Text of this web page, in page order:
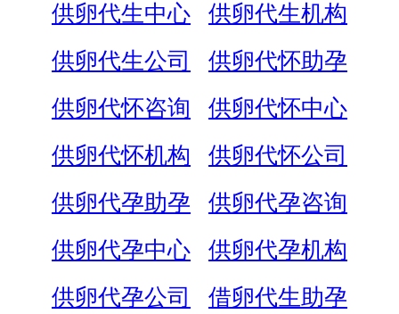
供卵代生中心
供卵代生机构
供卵代生公司
供卵代怀助孕
供卵代怀咨询
供卵代怀中心
供卵代怀机构
供卵代怀公司
供卵代孕助孕
供卵代孕咨询
供卵代孕中心
供卵代孕机构
供卵代孕公司
借卵代生助孕